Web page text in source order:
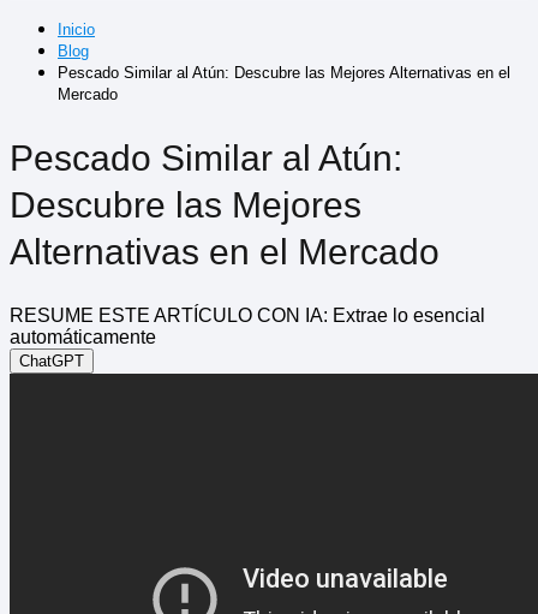
Inicio
Blog
Pescado Similar al Atún: Descubre las Mejores Alternativas en el
Mercado
Pescado Similar al Atún:
Descubre las Mejores
Alternativas en el Mercado
RESUME ESTE ARTÍCULO CON IA: Extrae lo esencial
automáticamente
ChatGPT